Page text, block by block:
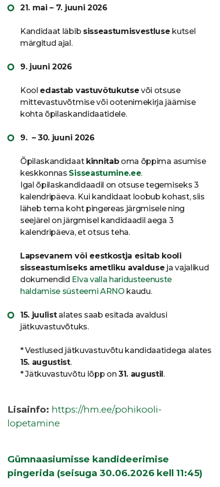
21. mai – 7. juuni 2026
Kandidaat läbib sisseastumisvestluse kutsel
märgitud ajal.
9. juuni 2026
Kool edastab vastuvõtukutse või otsuse
mittevastuvõtmise või ootenimekirja jäämise
kohta õpilaskandidaatidele.
9. – 30. juuni 2026
Õpilaskandidaat kinnitaboma õppima asumise
keskkonnas Sisseastumine.ee.
Igal õpilaskandidaadil on otsuse tegemiseks 3
kalendripäeva. Kui kandidaat loobub kohast, siis
läheb tema koht pingereas järgmisele ning
seejärel on järgmisel kandidaadil aega 3
kalendripäeva, et otsus teha.
Lapsevanem või eestkostja esitab kooli
sisseastumiseks ametliku avalduse ja vajalikud
dokumendid Elva valla haridusteenuste
haldamise süsteemi ARNO kaudu.
15. juulistalates saab esitada avaldusi
jätkuvastuvõtuks.
* Vestlused jätkuvastuvõtu kandidaatidega alates
15. augustist.
* Jätkuvastuvõtu lõpp on 31. augustil.
Lisainfo: https://hm.ee/pohikooli-
lopetamine
Gümnaasiumisse kandideerimise
pingerida (seisuga 30.06.2026 kell 11:45)